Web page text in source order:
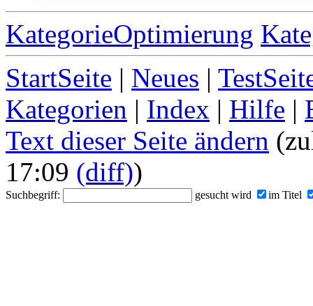
KategorieOptimierung
StartSeite | Neues |
Kategorien | Index | Hilfe |
Text dieser Seite ändern
17:09 (diff))
Suchbegriff: gesucht wird im Titel